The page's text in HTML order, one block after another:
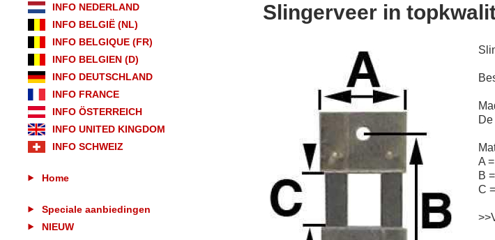
INFO NEDERLAND
INFO BELGIË (NL)
INFO BELGIQUE (FR)
INFO BELGIEN (D)
INFO DEUTSCHLAND
INFO FRANCE
INFO ÖSTERREICH
INFO UNITED KINGDOM
INFO SCHWEIZ
Home
Speciale aanbiedingen
NIEUW
Slingerveer in
A
B
C